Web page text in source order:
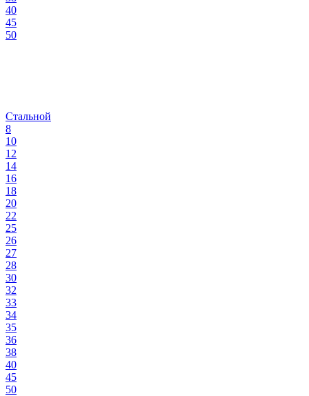
40
45
50
Стальной
8
10
12
14
16
18
20
22
25
26
27
28
30
32
33
34
35
36
38
40
45
50